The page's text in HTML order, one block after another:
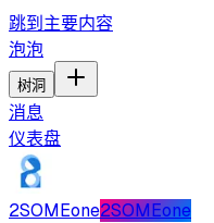
跳到主要内容
泡泡
树洞
消息
仪表盘
2SOMEone2SOMEone